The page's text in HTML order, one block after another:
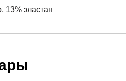
13% эластан